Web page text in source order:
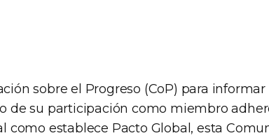
sobre el Progreso (CoP) para
de su participación como miembro
como establece Pacto Global, esta